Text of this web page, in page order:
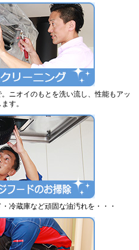
ニオイのもとを洗い流し、性能もアッ
す。
冷蔵庫など頑固な油汚れを・・・